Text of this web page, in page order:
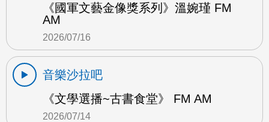
《國軍文藝金像獎系列》溫婉瑾 FM
AM
2026/07/16
音樂沙拉吧
《文學選播~古書食堂》 FM AM
2026/07/14